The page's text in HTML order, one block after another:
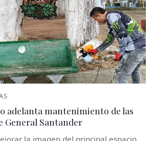
adelanta mantenimiento de las
General Santander
la imagen del principal espacio